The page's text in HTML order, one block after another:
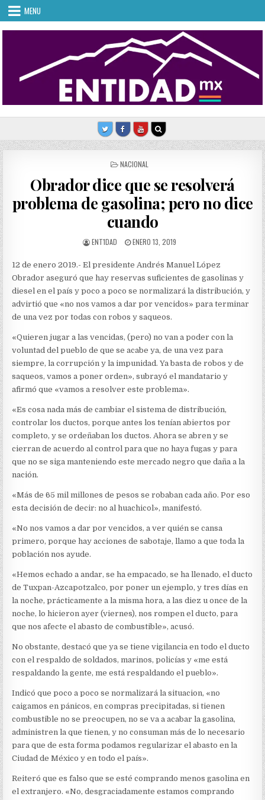
Skip
content
MENU
POSTED
NACIONAL
Obrador dice que se resolverá
problema de gasolina; pero no dice
cuando
AUTHOR:
ENT1DAD
PUBLISHED
ENERO 13, 2019
12 de enero 2019.- El presidente Andrés Manuel López
Obrador aseguró que hay reservas suficientes de gasolinas y
diesel en el país y poco a poco se normalizará la distribución, y
advirtió que «no nos vamos a dar por vencidos» para terminar
de una vez por todas con robos y saqueos.
«Quieren jugar a las vencidas, (pero) no van a poder con la
voluntad del pueblo de que se acabe ya, de una vez para
siempre, la corrupción y la impunidad. Ya basta de robos y de
saqueos, vamos a poner orden», subrayó el mandatario y
afirmó que «vamos a resolver este problema».
«Es cosa nada más de cambiar el sistema de distribución,
controlar los ductos, porque antes los tenían abiertos por
completo, y se ordeñaban los ductos. Ahora se abren y se
cierran de acuerdo al control para que no haya fugas y para
que no se siga manteniendo este mercado negro que daña a la
nación.
«Más de 65 mil millones de pesos se robaban cada año. Por eso
esta decisión de decir: no al huachicol», manifestó.
«No nos vamos a dar por vencidos, a ver quién se cansa
primero, porque hay acciones de sabotaje, llamo a que toda la
población nos ayude.
«Hemos echado a andar, se ha empacado, se ha llenado, el ducto
de Tuxpan-Azcapotzalco, por poner un ejemplo, y tres días en
la noche, prácticamente a la misma hora, a las diez u once de la
noche, lo hicieron ayer (viernes), nos rompen el ducto, para
que nos afecte el abasto de combustible», acusó.
No obstante, destacó que ya se tiene vigilancia en todo el ducto
con el respaldo de soldados, marinos, policías y «me está
respaldando la gente, me está respaldando el pueblo».
Indicó que poco a poco se normalizará la situacion, «no
caigamos en pánicos, en compras precipitadas, si tienen
combustible no se preocupen, no se va a acabar la gasolina,
administren la que tienen, y no consuman más de lo necesario
para que de esta forma podamos regularizar el abasto en la
Ciudad de México y en todo el país».
Reiteró que es falso que se esté comprando menos gasolina en
el extranjero. «No, desgraciadamente estamos comprando